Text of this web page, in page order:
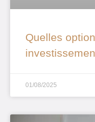
Quelles
01/08/2025